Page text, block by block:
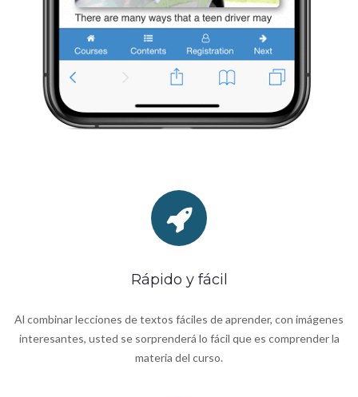
Rápido y fácil
Al combinar lecciones de textos fáciles de aprender, con imágenes
interesantes, usted se sorprenderá lo fácil que es comprender la
materia del curso.